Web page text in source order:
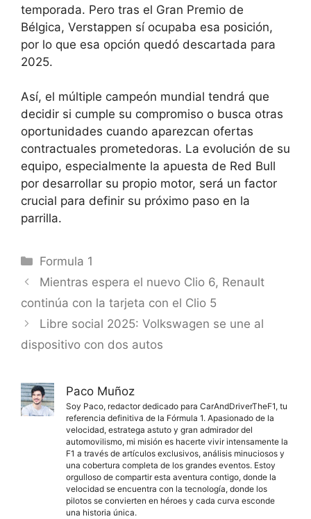
temporada. Pero tras el Gran Premio de
Bélgica, Verstappen sí ocupaba esa posición,
por lo que esa opción quedó descartada para
2025.
Así, el múltiple campeón mundial tendrá que
decidir si cumple su compromiso o busca otras
oportunidades cuando aparezcan ofertas
contractuales prometedoras. La evolución de su
equipo, especialmente la apuesta de Red Bull
por desarrollar su propio motor, será un factor
crucial para definir su próximo paso en la
parrilla.
Categorías
Formula 1
Mientras espera el nuevo Clio 6, Renault
continúa con la tarjeta con el Clio 5
Libre social 2025: Volkswagen se une al
dispositivo con dos autos
Paco Muñoz
Soy Paco, redactor dedicado para CarAndDriverTheF1, tu
referencia definitiva de la Fórmula 1. Apasionado de la
velocidad, estratega astuto y gran admirador del
automovilismo, mi misión es hacerte vivir intensamente la
F1 a través de artículos exclusivos, análisis minuciosos y
una cobertura completa de los grandes eventos. Estoy
orgulloso de compartir esta aventura contigo, donde la
velocidad se encuentra con la tecnología, donde los
pilotos se convierten en héroes y cada curva esconde
una historia única.